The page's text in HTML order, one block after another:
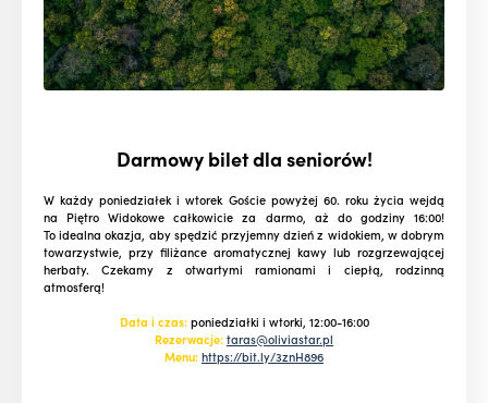
Darmowy bilet dla seniorów!
W każdy poniedziałek i wtorek Goście powyżej 60. roku życia wejdą
na Piętro Widokowe całkowicie za darmo, aż do godziny 16:00!
To idealna okazja, aby spędzić przyjemny dzień z widokiem, w dobrym
towarzystwie, przy filiżance aromatycznej kawy lub rozgrzewającej
herbaty. Czekamy z otwartymi ramionami i ciepłą, rodzinną
atmosferą!
Data i czas:poniedziałki i wtorki, 12:00-16:00
Rezerwacje:taras@oliviastar.pl
Menu:https://bit.ly/3znH896